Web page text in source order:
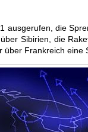
ausgerufen, die
Sibirien, die
Frankreich eine